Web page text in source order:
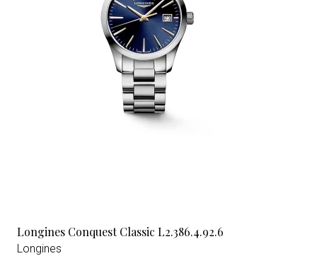
Longines Conquest Classic L2.386.4.92.6
Longines